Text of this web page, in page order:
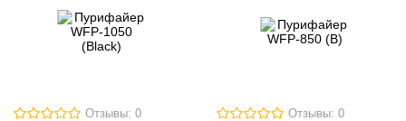
Отзывы: 0 Отзывы: 0